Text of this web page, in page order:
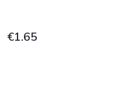
€1.65